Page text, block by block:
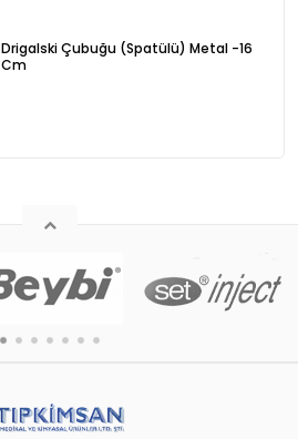
Drigalski Çubuğu (Spatülü) Metal -16
Cm